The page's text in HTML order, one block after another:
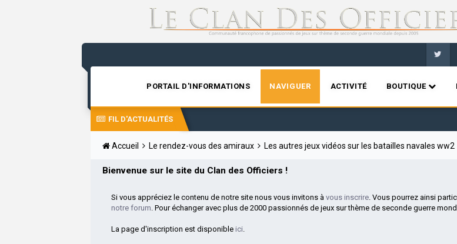
PORTAIL D'INFORMATIONS NAVIGUER ACTIVITÉ BOUTIQUE
FIL D'ACTUALITÉS
Accueil Le rendez-vous des amiraux Les autres jeux vidéos sur les batailles navales ww2
Bienvenue sur le site du Clan des Officiers !
Si vous appréciez le contenu de notre site nous vous invitons àvous inscrire . Vous pourrez ainsi
notre forum . Pour échanger avec plus de 2000 passionnés de jeux sur thème de seconde guerre
La page d'inscription est disponible ici